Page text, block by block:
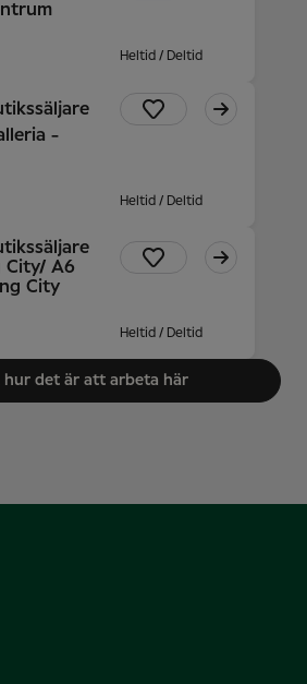
Heltid / Deltid
-
Heltid / Deltid
City/ A6
City
Heltid / Deltid
hur det är att arbeta här